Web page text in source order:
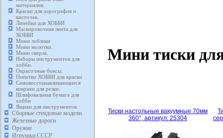
материалов.
Краски для аэрографов и
кисточек.
Линейки для ХОББИ
Маскировочная лента для
ХОББИ
Мини лобзики
Мини молотки.
Мини сверла.
Наборы инструментов для
хобби.
Окрасочные боксы.
Пипетки ХОББИ для краски
Самовосстанавливающиеся
коврики для резки.
Шлифовальная бумага для
хобби
Ящики для инструментов.
Сборные стендовые модели.
Железные дороги
Оружие
Игрушки СССР
Мини тиски
Тиски настольные вакуумные 70мм
360°, артикул: 25304